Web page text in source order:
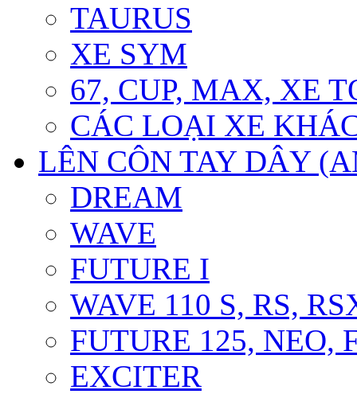
TAURUS
XE SYM
67, CUP, MAX, XE
CÁC LOẠI XE
LÊN CÔN TAY DÂY
DREAM
WAVE
FUTURE I
WAVE 110 S, RS,
FUTURE 125, NEO,
EXCITER